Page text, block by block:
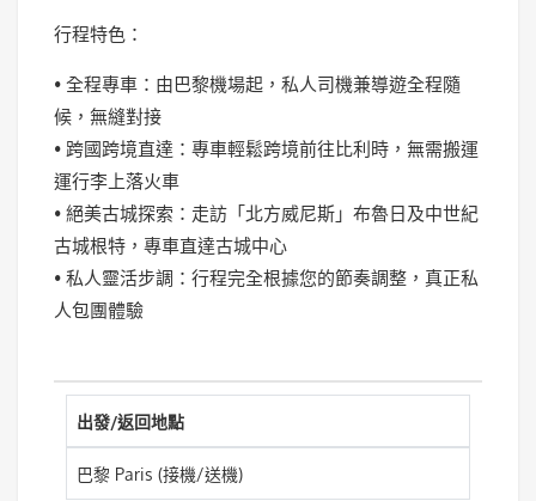
行程特色：
• 全程專車：由巴黎機場起，私人司機兼導遊全程隨
候，無縫對接
• 跨國跨境直達：專車輕鬆跨境前往比利時，無需搬運
運行李上落火車
• 絕美古城探索：走訪「北方威尼斯」布魯日及中世紀
古城根特，專車直達古城中心
• 私人靈活步調：行程完全根據您的節奏調整，真正私
人包團體驗
出發/返回地點
巴黎 Paris (接機/送機)